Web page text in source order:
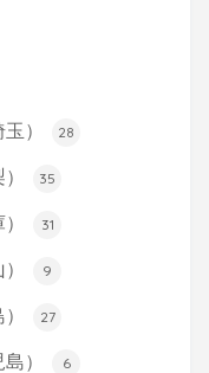
） 28
35
31
9
27
） 6